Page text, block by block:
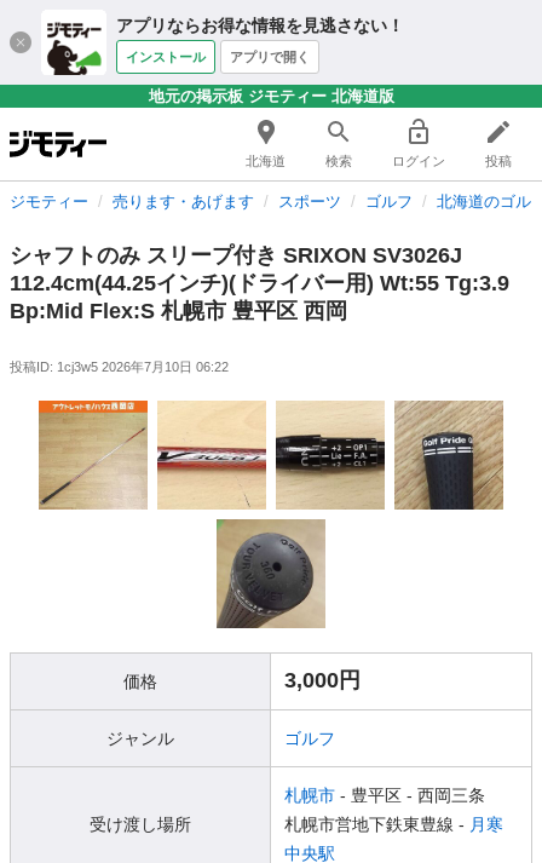
アプリならお得な情報を見逃さない！
インストール アプリで開く
地元の掲示板 ジモティー 北海道版
北海道 検索 ログイン 投稿
ジモティー 売ります・あげます スポーツ ゴルフ 北海道のゴル
シャフトのみ スリープ付き SRIXON SV3026J
112.4cm(44.25インチ)(ドライバー用) Wt:55 Tg:3.9
Bp:Mid Flex:S 札幌市 豊平区 西岡
投稿ID: 1cj3w5 2026年7月10日 06:22
価格 3,000円
ジャンル ゴルフ
受け渡し場所
札幌市 - 豊平区 - 西岡三条
札幌市営地下鉄東豊線 - 月寒
中央駅